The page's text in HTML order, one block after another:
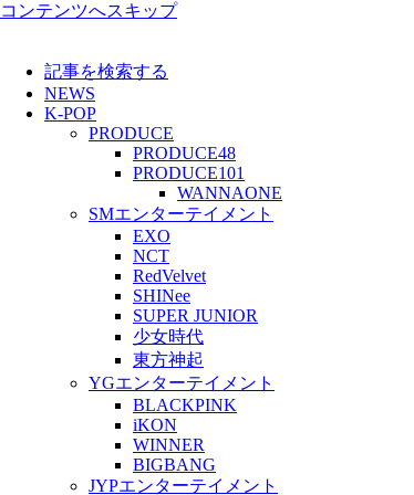
コンテンツへスキップ
記事を検索する
NEWS
K-POP
PRODUCE
PRODUCE48
PRODUCE101
WANNAONE
SMエンターテイメント
EXO
NCT
RedVelvet
SHINee
SUPER JUNIOR
少女時代
東方神起
YGエンターテイメント
BLACKPINK
iKON
WINNER
BIGBANG
JYPエンターテイメント